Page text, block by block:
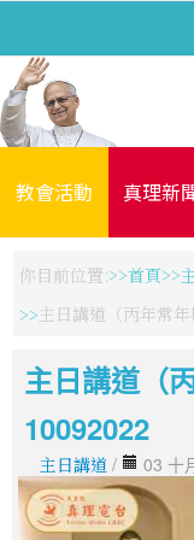
教會活動 真理新
你目前位置: 首頁
主日講道（丙年常
主日講道（
10092022
主日講道 / 03 十